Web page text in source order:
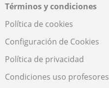
Términos y condiciones
Política de cookies
Configuración de Cookies
Política de privacidad
Condiciones uso profesores